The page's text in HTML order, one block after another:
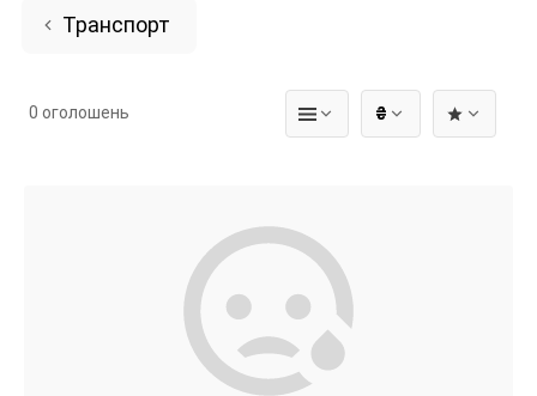
Транспорт
₴
0 оголошень